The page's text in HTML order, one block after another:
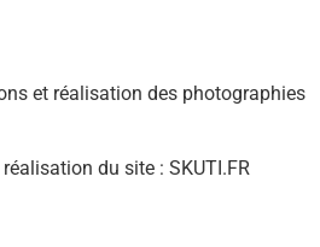
et réalisation des photographies
du site : SKUTI.FR